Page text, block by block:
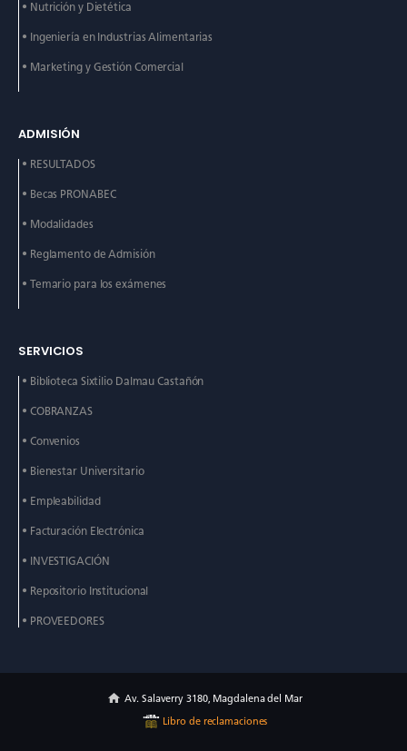
• Nutrición y Dietética
• Ingeniería en IndustriasAlimentarias
• Marketing y Gestión Comercial
ADMISIÓN
• RESULTADOS
• Becas PRONABEC
• Modalidades
• Reglamento de Admisión
• Temario para los exámenes
SERVICIOS
• Biblioteca Sixtilio DalmauCastañón
• COBRANZAS
• Convenios
• Bienestar Universitario
• Empleabilidad
• Facturación Electrónica
• INVESTIGACIÓN
• Repositorio Institucional
• PROVEEDORES
Av. Salaverry 3180, Magdalena del Mar
Libro de reclamaciones